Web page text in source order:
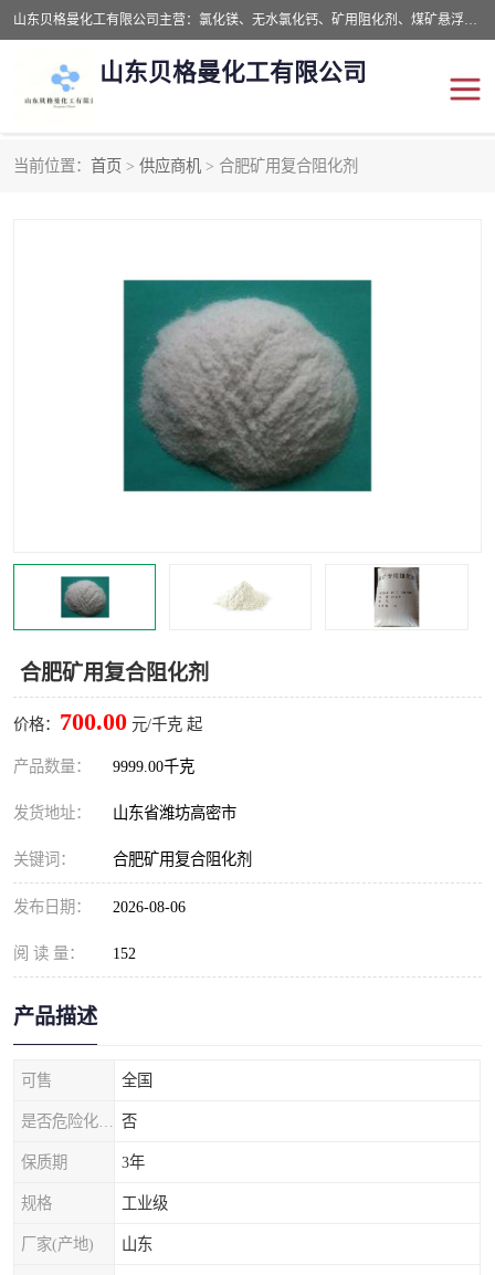
山东贝格曼化工有限公司主营：氯化镁、无水氯化钙、矿用阻化剂、煤矿悬浮剂、道路抑尘剂、氢氧化镁，防灭火剂等，公司位于山东省潍坊市滨海经济开发区,是专业从事对各种精细化工集研究、开发、制造于一体的现代化大型跨境化工企业，公司本着诚信经营、给每一位客户提供专业服务。
山东贝格曼化工有限公司
当前位置： 首页 > 供应商机 > 合肥矿用复合阻化剂
合肥矿用复合阻化剂
价格： 700.00 元/千克 起
产品数量： 9999.00千克
发货地址： 山东省潍坊高密市
关键词： 合肥矿用复合阻化剂
发布日期： 2026-08-06
阅 读 量： 152
产品描述
可售 全国
否
保质期 3年
规格 工业级
厂家(产地) 山东
抑尘剂